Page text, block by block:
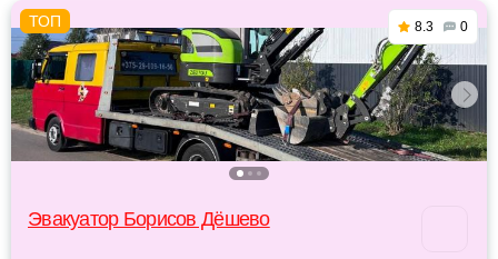
8.3 0
Эвакуатор Борисов Дёшево